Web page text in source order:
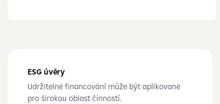
ESG úvěry
Udržitelné financování může být aplikované
pro širokou oblast činností.